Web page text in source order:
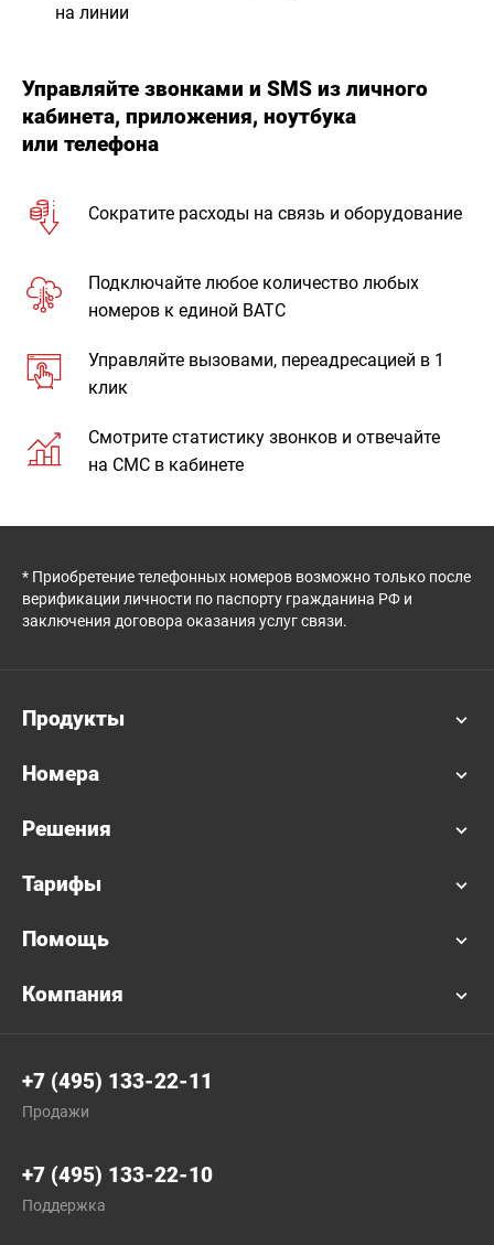
на линии
Управляйте звонками и SMS из личного
кабинета, приложения, ноутбука
или телефона
Сократите расходы на связь и оборудование
Подключайте любое количество любых
номеров к единой ВАТС
Управляйте вызовами, переадресацией в 1
клик
Смотрите статистику звонков и отвечайте
на СМС в кабинете
* Приобретение телефонных номеров возможно только после
верификации личности по паспорту гражданина РФ и
заключения договора оказания услуг связи.
Продукты
Номера
Решения
Тарифы
Помощь
Компания
+7 (495) 133-22-11
Продажи
+7 (495) 133-22-10
Поддержка